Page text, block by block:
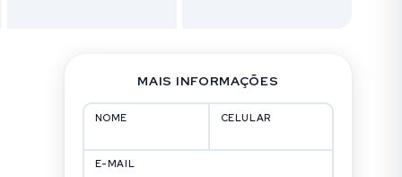
MAIS INFORMAÇÕES
NOME CELULAR
E-MAIL